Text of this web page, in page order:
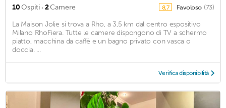
10Ospiti · 2Camere 8,7 Favoloso (73)
La Maison Jolie si trova a Rho, a 3,5 km dal centro espositivo
Milano RhoFiera. Tutte le camere dispongono di TV a schermo
piatto, macchina da caffè e un bagno privato con vasca o
doccia. ...
Verifica disponibilità